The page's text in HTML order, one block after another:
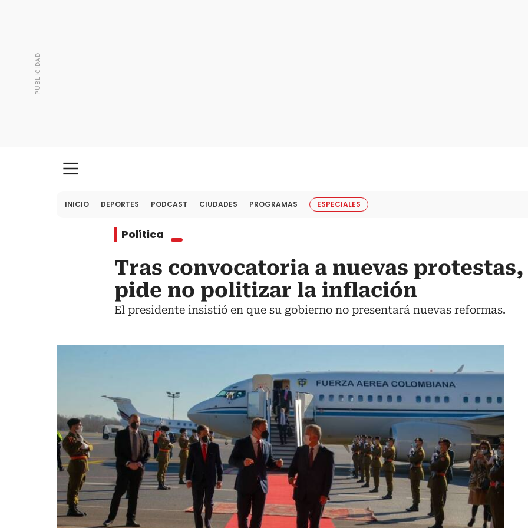
INICIO DEPORTES PODCAST CIUDADES PROGRAMAS ESPECIALES
Política
Tras convocatoria a nuevas
pide no politizar la inflación
El presidente insistió en que su gobierno no presentará nuevas reformas.